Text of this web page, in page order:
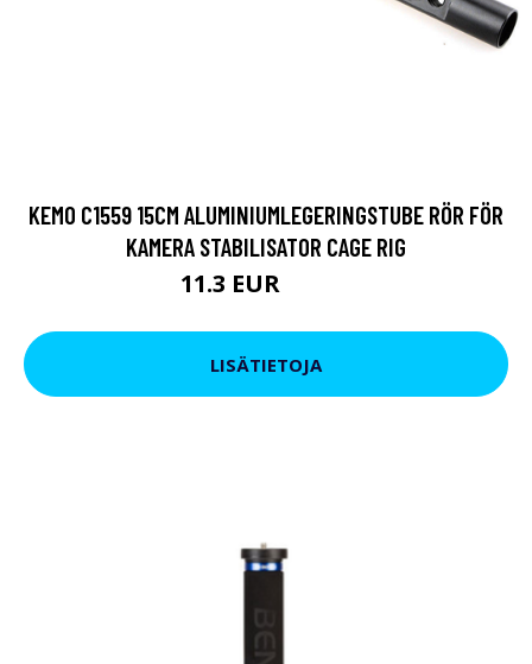
KEMO C1559 15CM ALUMINIUMLEGERINGSTUBE RÖR FÖR
KAMERA STABILISATOR CAGE RIG
11.3 EUR
LISÄTIETOJA